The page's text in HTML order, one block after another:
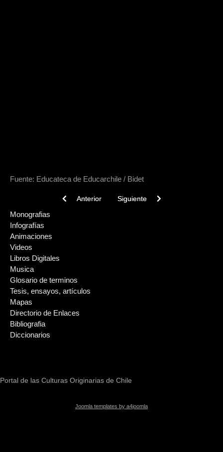
Fuente: Educateca de Educarchile / Bidet
Previous article: Viviendas del Norte Grande
Anterior Next article: Changos -
Siguiente
Monografias
Infografías
Animaciones
Videos
Libros Digitales
Musica
Glosario de terminos
Tesis, ensayos, artículos
Mapas
Directorio de Enlaces
Bibliografia
Diccionarios
Portal de las Culturas Originarias de Chile
Joomla templates by a4joomla